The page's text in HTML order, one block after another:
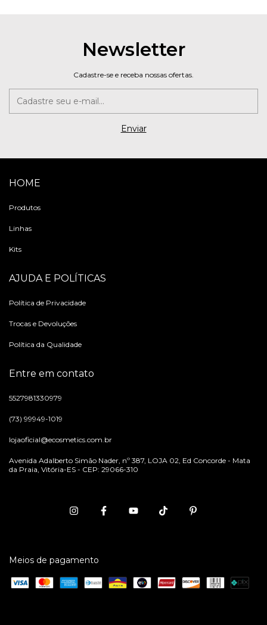
Newsletter
Cadastre-se e receba nossas ofertas.
HOME
Produtos
Linhas
Kits
AJUDA E POLÍTICAS
Política de Privacidade
Trocas e Devoluções
Política da Qualidade
Entre em contato
5527981330979
(73) 99949-1019
lojaoficial@ecosmetics.com.br
Avenida Adalberto Simão Nader, nº 387, LOJA 02, Ed Concorde - Mata
da Praia, Vitória-ES - CEP: 29066-310
Meios de pagamento